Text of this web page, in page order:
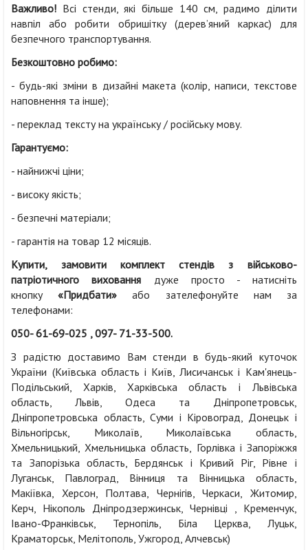
Важливо! Всі стенди, які більше 140 см, радимо ділити
навпіл або робити обришітку (дерев’яний каркас) для
безпечного транспортування.
Безкоштовно робимо:
- будь-які зміни в дизайні макета (колір, написи, текстове
наповнення та інше);
- переклад тексту на українську / російську мову.
Гарантуємо:
- найнижчі ціни;
- високу якість;
- безпечні матеріали;
- гарантія на товар 12 місяців.
Купити, замовити комплект стендів з військово-
патріотичного виховання дуже просто - натисніть
кнопку«Придбати» або зателефонуйте нам за
телефонами:
050- 61-69-025 , 097- 71-33-500.
З радістю доставимо Вам стенди в будь-який куточок
України (Київська область і Київ, Лисичанськ і Кам'янець-
Подільський, Харків, Харківська область і Львівська
область, Львів, Одеса та Дніпропетровськ,
Дніпропетровська область, Суми і Кіровоград, Донецьк і
Вільногірськ, Миколаїв, Миколаївська область,
Хмельницький, Хмельницька область, Горлівка і Запоріжжя
та Запорізька область, Бердянськ і Кривий Ріг, Рівне і
Луганськ, Павлоград, Вінниця та Вінницька область,
Макіївка, Херсон, Полтава, Чернігів, Черкаси, Житомир,
Керч, Нікополь Дніпродзержинськ, Чернівці , Кременчук,
Івано-Франківськ, Тернопіль, Біла Церква, Луцьк,
Краматорськ, Мелітополь, Ужгород, Алчевськ)